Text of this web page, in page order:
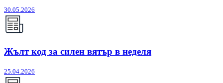
30.05.2026
Жълт код за силен вятър в неделя
25.04.2026